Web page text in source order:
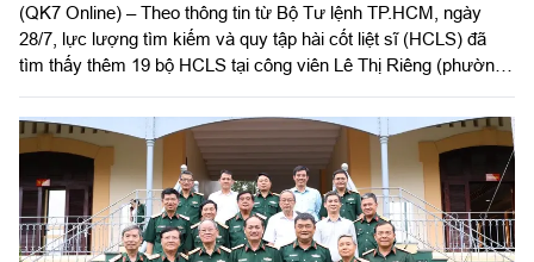
(QK7 Online) – Theo thông tin từ Bộ Tư lệnh TP.HCM, ngày
28/7, lực lượng tìm kiếm và quy tập hài cốt liệt sĩ (HCLS) đã
tìm thấy thêm 19 bộ HCLS tại công viên Lê Thị Riêng (phường